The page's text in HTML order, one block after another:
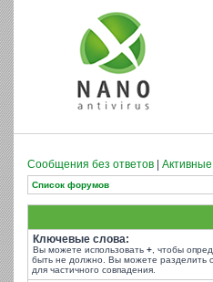
Сообщения без ответов
Список форумов
Ключевые слова:
Вы можете использовать + , чтобы
быть не должно. Вы можете разделить
для частичного совпадения.